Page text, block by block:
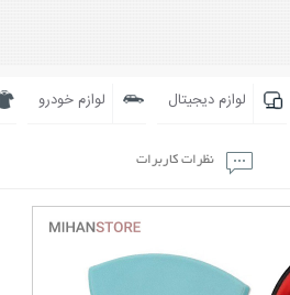
لوازم دیجیتال لوازم خودرو
نظرات کاربرات